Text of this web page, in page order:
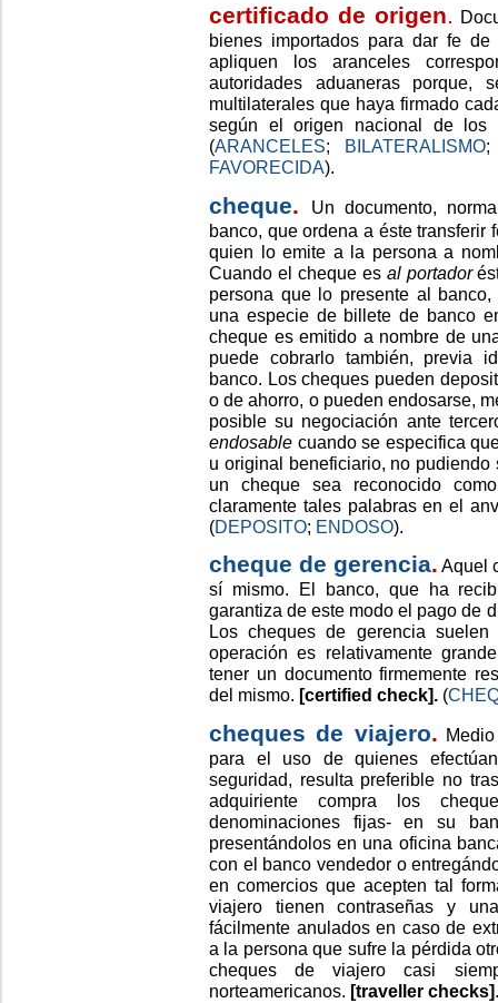
certificado de origen.
bienes importados para dar fe
apliquen los aranceles
autoridades aduaneras porque,
multilaterales que haya firmado
según el origen nacional de los
(ARANCELES; BILATERALISMO
FAVORECIDA).
cheque.
Un documento,
banco, que ordena a éste transferir
quien lo emite a la persona a
Cuando el cheque esal portador
persona que lo presente al
una especie de billete de banco
cheque es emitido a nombre de
puede cobrarlo también, previa
banco. Los cheques pueden
o de ahorro, o pueden endosarse,
posible su negociación ante
endosable cuando se especifica
u original beneficiario, no
un cheque sea reconocido
claramente tales palabras en el
(DEPOSITO; ENDOSO).
cheque de gerencia. Aquel
sí mismo. El banco, que ha
garantiza de este modo el pago de
Los cheques de gerencia
operación es relativamente
tener un documento firmemente
del mismo. [certified check]. (
cheques de viajero.
para el uso de quienes
seguridad, resulta preferible no
adquiriente compra los
denominaciones fijas- en su
presentándolos en una oficina
con el banco vendedor o
en comercios que acepten tal
viajero tienen contraseñas y
fácilmente anulados en caso de
a la persona que sufre la pérdida
cheques de viajero casi
norteamericanos. [traveller checks]